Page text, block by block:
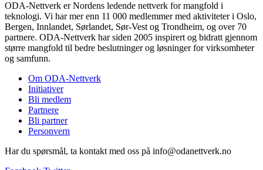
ODA-Nettverk er Nordens ledende nettverk for mangfold i
teknologi. Vi har mer enn 11 000 medlemmer med aktiviteter i Oslo,
Bergen, Innlandet, Sørlandet, Sør-Vest og Trondheim, og over 70
partnere. ODA-Nettverk har siden 2005 inspirert og bidratt gjennom
større mangfold til bedre beslutninger og løsninger for virksomheter
og samfunn.
Om ODA-Nettverk
Initiativer
Bli medlem
Partnere
Bli partner
Personvern
Har du spørsmål, ta kontakt med oss på info@odanettverk.no